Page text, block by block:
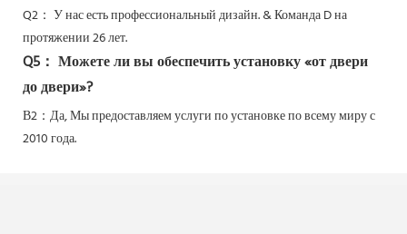
Q2： У нас есть профессиональный дизайн. & Команда D на
протяжении 26 лет.
Q5： Можете ли вы обеспечить установку «от двери
до двери»?
В2：Да,Мы предоставляем услуги по установке по всему миру с
2010 года.